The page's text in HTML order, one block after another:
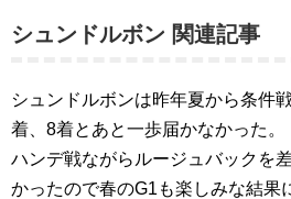
シュンドルボン 関連記事
シュンドルボンは昨年夏から条件
着、8着とあと一歩届かなかった。
ハンデ戦ながらルージュバックを
かったので春のG1も楽しみな結果